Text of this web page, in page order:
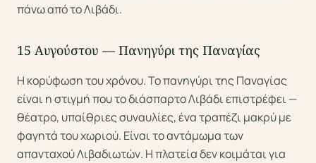
πάνω από το Λιβάδι.
15 Αυγούστου — Πανηγύρι της Παναγίας
Η κορύφωση του χρόνου. Το πανηγύρι της Παναγίας
είναι η στιγμή που το διάσπαρτο Λιβάδι επιστρέφει —
θέατρο, υπαίθριες συναυλίες, ένα τραπέζι μακρύ με
φαγητά του χωριού. Είναι το αντάμωμα των
απανταχού Λιβαδιωτών. Η πλατεία δεν κοιμάται για